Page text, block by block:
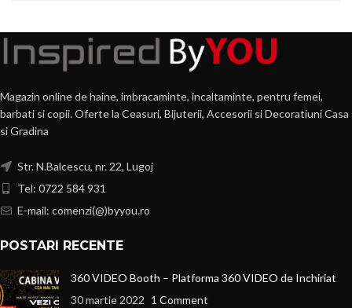
Magazin online de haine, imbracaminte, incaltaminte, pentru femei,
barbati si copii. Oferte la Ceasuri, Bijuterii, Accesorii si Decoratiuni Casa
si Gradina
Str. N.Balcescu, nr. 22, Lugoj
Tel: 0722 584 931
E-mail: comenzi(@)byyou.ro
POSTARI RECENTE
360 VIDEO Booth – Platforma 360 VIDEO de Inchiriat
30 martie 2022 1 Comment